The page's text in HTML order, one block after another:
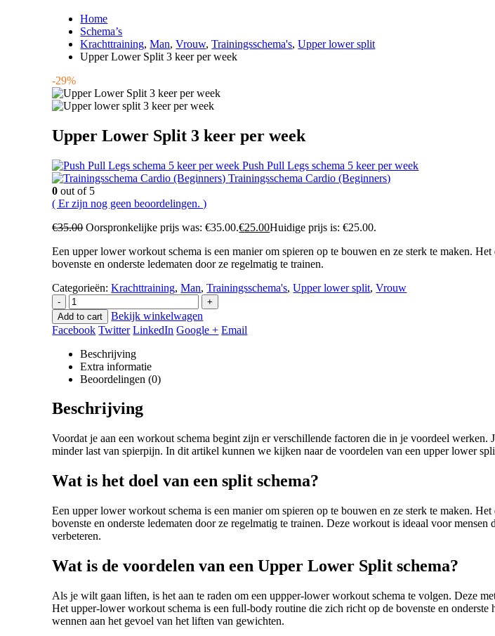
Home
Schema’s
Krachttraining,Man,Vrouw,Trainingsschema's,Upper lower split
Upper Lower Split 3 keer per week
-29%
Upper Lower Split 3 keer per week
Push Pull Legs schema 5 keer per week
Trainingsschema Cardio (Beginners)
0 out of 5
( Er zijn nog geen beoordelingen. )
€35.00 Oorspronkelijke prijs was: €35.00.€25.00Huidige prijs is: €25.00.
Een upper lower workout schema is een manier om spieren op te bouwen en ze sterk te maken.
bovenste en onderste ledematen door ze regelmatig te trainen.
Categorieën:Krachttraining,Man,Trainingsschema's,Upper lower split,Vrouw
-
+
Add to cart
Bekijk winkelwagen
Facebook Twitter LinkedIn Google + Email
Beschrijving
Extra informatie
Beoordelingen (0)
Beschrijving
Voordat je aan een workout schema begint zijn er verschillende factoren die in je voordeel
minder last van spierpijn. In dit artikel kunnen we kijken naar de voordelen van een upper lower
Wat is het doel van een split schema?
Een upper lower workout schema is een manier om spieren op te bouwen en ze sterk te maken.
bovenste en onderste ledematen door ze regelmatig te trainen. Deze workout is ideaal voor
verbeteren.
Wat is de voordelen van een Upper Lower Split schema?
Als je wilt gaan liften, is het aan te raden om een ​​uppper-lower workout schema te volgen. Deze
Het upper-lower workout schema is een full-body routine die zich richt op de bovenste en
wennen aan het gevoel van het liften van gewichten.